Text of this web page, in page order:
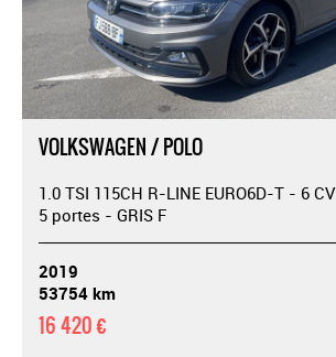
VOLKSWAGEN / POLO
1.0 TSI 115CH R-LINE EURO6D-T - 6 CV
5 portes - GRIS F
2019
53754 km
16 420 €